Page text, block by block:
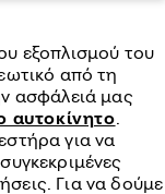
εξοπλισμού του
από τη
ασφάλειά μας
αυτοκίνητο.
για να
Για να δούμε